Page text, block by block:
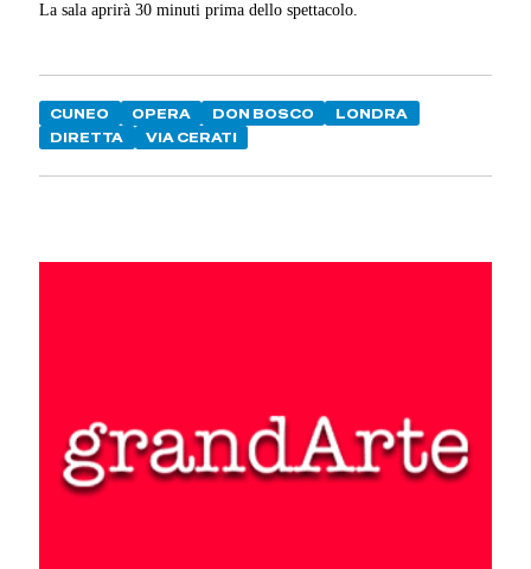
La sala aprirà 30 minuti prima dello spettacolo.
CUNEO OPERA DON BOSCO
LONDRA
DIRETTA
VIA CERATI